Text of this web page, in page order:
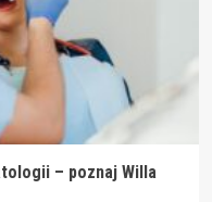
– poznaj Willa